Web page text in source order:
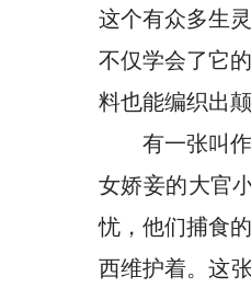
这个有众多生
不仅学会了它
料也能编织出
有一张叫
女娇妾的大官
忧，他们捕食
西维护着。这